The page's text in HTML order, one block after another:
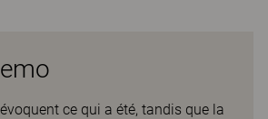
ce qui a été, tandis que la